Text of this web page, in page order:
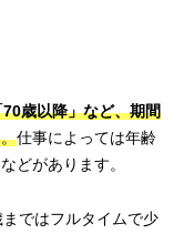
歳以降」など、期間
。仕事によっては年齢
どがあります。
ではフルタイムで少